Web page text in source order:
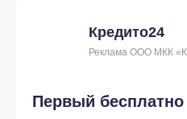
Кредито24
Реклама ООО МКК
Первый бесплатно